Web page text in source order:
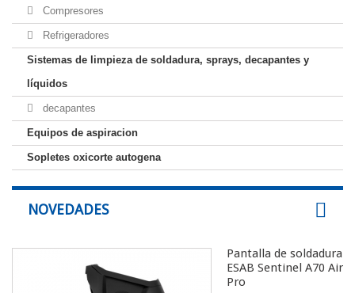
Compresores
Refrigeradores
Sistemas de limpieza de soldadura, sprays, decapantes y
líquidos
decapantes
Equipos de aspiracion
Sopletes oxicorte autogena
NOVEDADES
Pantalla de soldadura
ESAB Sentinel A70 Air
Pro